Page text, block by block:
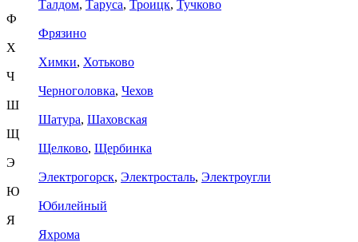
Талдом, Таруса, Троицк, Тучково
Ф
Фрязино
Х
Химки, Хотьково
Ч
Черноголовка, Чехов
Ш
Шатура, Шаховская
Щ
Щелково, Щербинка
Э
Электрогорск, Электросталь, Электроугли
Ю
Юбилейный
Я
Яхрома